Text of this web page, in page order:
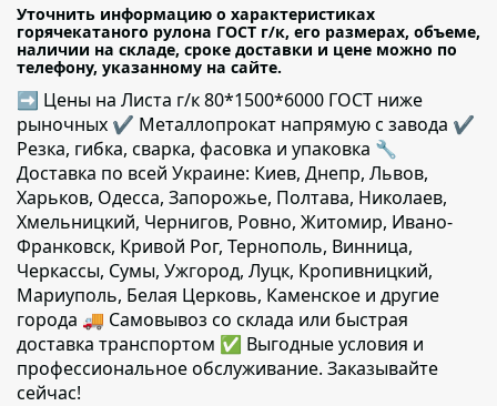
Уточнить информацию о характеристиках
горячекатаного рулона ГОСТ г/к, его размерах, объеме,
наличии на складе, сроке доставки и цене можно по
телефону, указанному на сайте.
➡ Цены на Листа г/к 80*1500*6000 ГОСТ ниже
рыночных ✔️ Металлопрокат напрямую с завода ✔️
Резка, гибка, сварка, фасовка и упаковка 🔧
Доставка по всей Украине: Киев, Днепр, Львов,
Харьков, Одесса, Запорожье, Полтава, Николаев,
Хмельницкий, Чернигов, Ровно, Житомир, Ивано-
Франковск, Кривой Рог, Тернополь, Винница,
Черкассы, Сумы, Ужгород, Луцк, Кропивницкий,
Мариуполь, Белая Церковь, Каменское и другие
города 🚚 Самовывоз со склада или быстрая
доставка транспортом ✅ Выгодные условия и
профессиональное обслуживание. Заказывайте
сейчас!